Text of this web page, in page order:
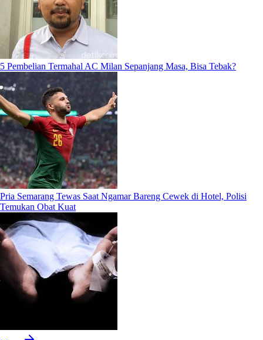
5 Pembelian Termahal AC Milan Sepanjang Masa, Bisa Tebak?
Pria Semarang Tewas Saat Ngamar Bareng Cewek di Hotel, Polisi
Temukan Obat Kuat